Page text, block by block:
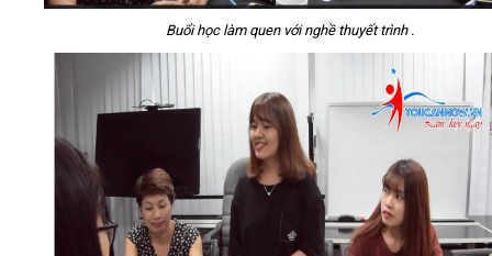
Buổi học làm quen với nghề thuyết trình .